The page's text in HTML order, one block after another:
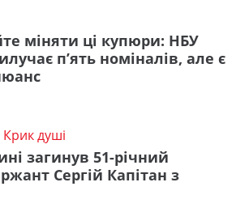
міняти ці купюри: НБУ
п’ять номіналів, але є
Крик душі
загинув 51-річний
Сергій Капітан з